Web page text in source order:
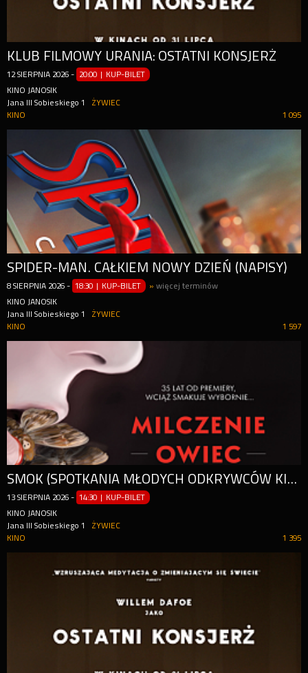
KLUB FILMOWY URANIA: OSTATNI KONSJERŻ
12 SIERPNIA 2026 - 20:00 | KUP-BILET
KINO JANOSIK
Jana III Sobieskiego 1
ŻYWIEC
1 095
KINO
SPIDER-MAN. CAŁKIEM NOWY DZIEŃ (NAPISY)
8 SIERPNIA 2026 - 18:30 | KUP-BILET »więcej terminów
KINO JANOSIK
Jana III Sobieskiego 1
ŻYWIEC
1 597
KINO
SMOK (SPOTKANIA MŁODYCH ODKRYWCÓW KINA): MILCZENIE OWIEC
13 SIERPNIA 2026 - 14:30 | KUP-BILET
KINO JANOSIK
Jana III Sobieskiego 1
ŻYWIEC
1 395
KINO